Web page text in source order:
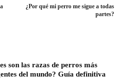
¿Por qué mi perro me sigue a todas
partes?
son las razas de perros más
del mundo? Guía definitiva